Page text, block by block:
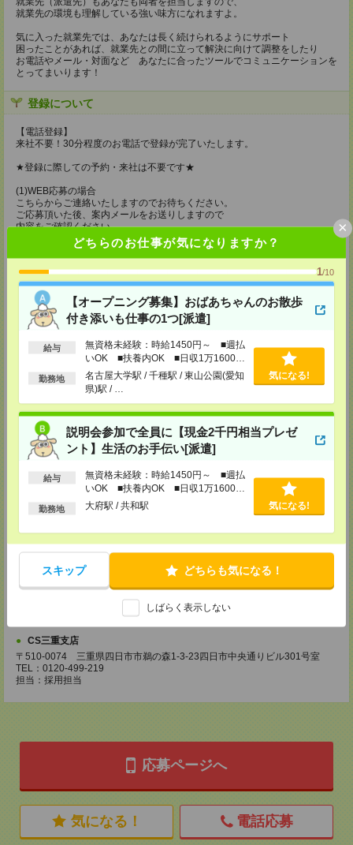
どちらのお仕事が気になりますか？
1/10
【オープニング募集】おばあちゃんのお散歩
付き添いも仕事の1つ[派遣]
給与
無資格未経験：時給1450円～ ■週払
いOK ■扶養内OK ■日収1万1600円
以上
勤務地
名古屋大学駅 / 千種駅 / 東山公園(愛知
県)駅 / …
気になる!
説明会参加で全員に【現金2千円相当プレゼ
ント】生活のお手伝い[派遣]
給与
無資格未経験：時給1450円～ ■週払
いOK ■扶養内OK ■日収1万1600円
以上
勤務地 大府駅 / 共和駅 気になる!
スキップ どちらも気になる！
しばらく表示しない
×
就業先の環境も理解している強い味方になれますよ。
気に入った就業先では、あなたは長く続けられるようにサポート
困ったことがあれば、就業先との間に立って解決に向けて調整をしたり
お電話やメール・対面など あなたに合ったツールでコミュニケーションを
とってまいります！
登録について
【電話登録】
来社不要！30分程度のお電話で登録が完了いたします。
★登録に際しての予約・来社は不要です★
(1)WEB応募の場合
こちらからご連絡いたしますのでお待ちください。
ご応募頂いた後、案内メールをお送りしますので
内容をご確認ください。
(2)電話応募の場合
お時間のあるときにお電話にてご応募いただければ
その場で登録も可能です。
持ち物
【電話登録】
弊社HPよりマイページ作成をお願いします
電話での登録の際に、マイページ作成をいただいた旨をお伝えください。
【電話登録】30分程度
・経験やご希望などをインタビュー
・お仕事のご紹介など
登録場所
〒460-0008
名古屋市中区栄 2-3-1 名古屋広小路ビルヂング 5F
TEL：0120-503-713
担当：採用担当
〒422-8067
CS_SHIZUOKA@manpowergroup.jp
CS三重支店
〒510-0074 三重県四日市市鵜の森1-3-23四日市中央通りビル301号室
TEL：0120-499-219
担当：採用担当
応募ページへ
気になる！ 電話応募